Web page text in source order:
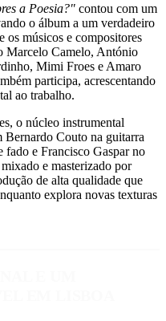
a Poesia?" contou com um
o álbum a um verdadeiro
os músicos e compositores
Marcelo Camelo, António
Mimi Froes e Amaro
participa, acrescentando
ao trabalho.
o núcleo instrumental
Bernardo Couto na guitarra
fado e Francisco Gaspar no
e masterizado por
de alta qualidade que
explora novas texturas